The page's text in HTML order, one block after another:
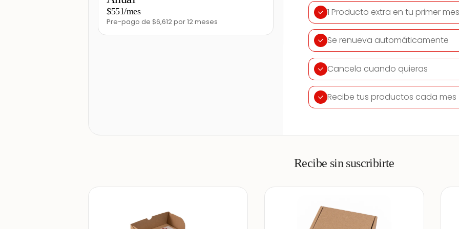
$551/mes
Pre-pago de $6,612 por 12 meses
1 Producto extra en tu primer mes
Se renueva automáticamente
Cancela cuando quieras
Recibe tus productos cada mes
Recibe sin suscribirte